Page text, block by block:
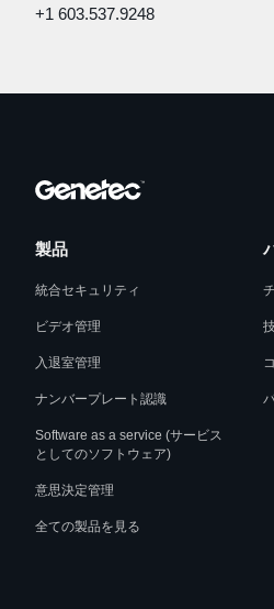
+1 603.537.9248
製品
統合セキュリティ
ビデオ管理
入退室管理
ナンバープレート認識
Software as a service (サービス
としてのソフトウェア)
意思決定管理
全ての製品を見る